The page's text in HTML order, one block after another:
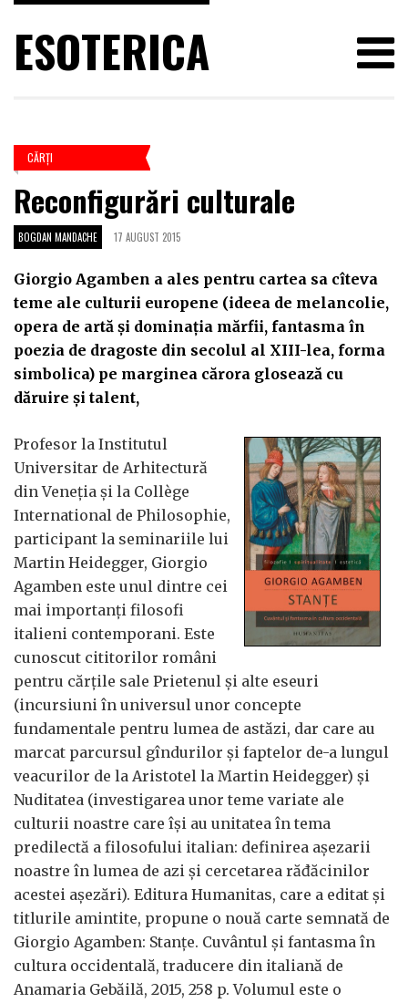
ESOTERICA
CĂRŢI
Reconfigurări culturale
BOGDAN MANDACHE 17 AUGUST 2015
Giorgio Agamben a ales pentru cartea sa cîteva
teme ale culturii europene (ideea de melancolie,
opera de artă și dominația mărfii, fantasma în
poezia de dragoste din secolul al XIII-lea, forma
simbolica) pe marginea cărora glosează cu
dăruire și talent,
Profesor la Institutul
Universitar de Arhitectură
din Veneția și la Collège
International de Philosophie,
participant la seminariile lui
Martin Heidegger, Giorgio
Agamben este unul dintre cei
mai importanți filosofi
italieni contemporani. Este
cunoscut cititorilor români
pentru cărțile sale Prietenul și alte eseuri
(incursiuni în universul unor concepte
fundamentale pentru lumea de astăzi, dar care au
marcat parcursul gîndurilor și faptelor de-a lungul
veacurilor de la Aristotel la Martin Heidegger) și
Nuditatea (investigarea unor teme variate ale
culturii noastre care își au unitatea în tema
predilectă a filosofului italian: definirea așezarii
noastre în lumea de azi și cercetarea răđăcinilor
acestei așezări). Editura Humanitas, care a editat și
titlurile amintite, propune o nouă carte semnată de
Giorgio Agamben: Stanțe. Cuvântul și fantasma în
cultura occidentală, traducere din italiană de
Anamaria Gebăilă, 2015, 258 p. Volumul este o